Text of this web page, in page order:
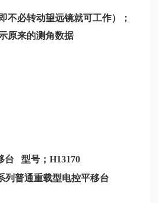
不必转动望远镜就可工作）；
原来的测角数据
台 型号；H13170
列普通重载型电控平移台